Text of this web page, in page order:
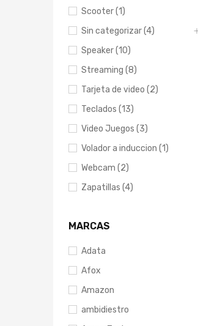
Scooter (1)
Sin categorizar (4)
Speaker (10)
Streaming (8)
Tarjeta de video (2)
Teclados (13)
Video Juegos (3)
Volador a induccion (1)
Webcam (2)
Zapatillas (4)
MARCAS
Adata
Afox
Amazon
ambidiestro